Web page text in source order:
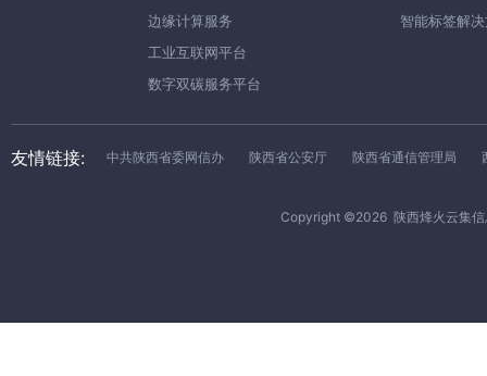
边缘计算服务
工业互联网平台
数字双碳服务平台
智能标签解
友情链接: 中共陕西省委网信办 陕西省公安厅 陕西省通信管理局
Copyright ©2026 陕西烽火云集